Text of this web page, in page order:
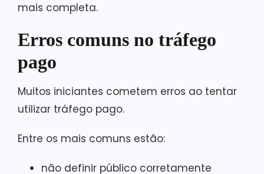
mais completa.
Erros comuns no tráfego
pago
Muitos iniciantes cometem erros ao tentar
utilizar tráfego pago.
Entre os mais comuns estão:
não definir público corretamente